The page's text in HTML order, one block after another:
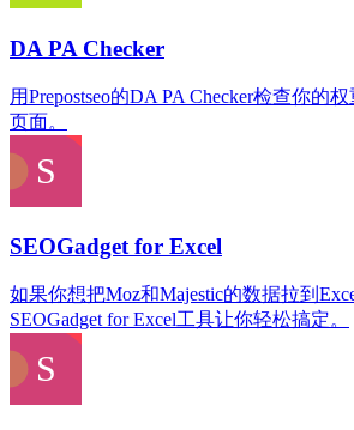
DA PA Checker
用Prepostseo的DA PA Checker检查你的
页面。
SEOGadget for Excel
如果你想把Moz和Majestic的数据拉到
SEOGadget for Excel工具让你轻松搞定。